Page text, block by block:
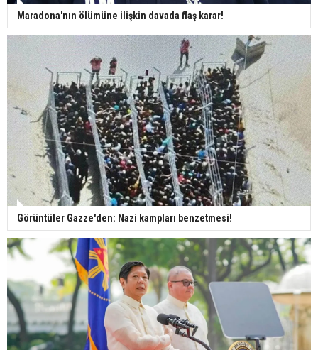
Maradona'nın ölümüne ilişkin davada flaş karar!
Görüntüler Gazze'den: Nazi kampları benzetmesi!